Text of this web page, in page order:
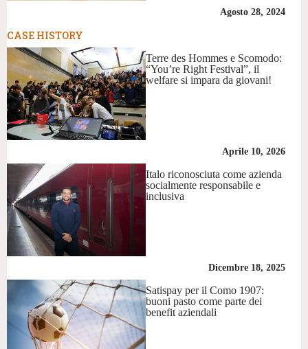
Agosto 28, 2024
CASE HISTORY
Terre des Hommes e Scomodo:
“You’re Right Festival”, il
welfare si impara da giovani!
Aprile 10, 2026
Italo riconosciuta come azienda
socialmente responsabile e
inclusiva
Dicembre 18, 2025
Satispay per il Como 1907:
buoni pasto come parte dei
benefit aziendali